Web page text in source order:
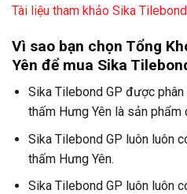
Tài liệu tham khảo Sika
Vì sao bạn chọn Tổng
Yên để mua Sika
Sika Tilebond GP được
thấm Hưng Yên là sản phẩm
Sika Tilebond GP luôn luôn
thấm Hưng Yên.
Sika Tilebond GP luôn luôn